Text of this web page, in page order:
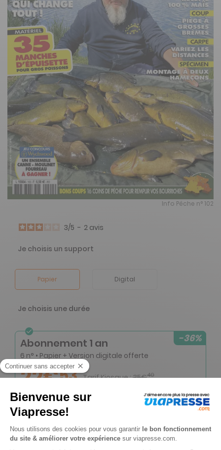
Info Pêche n° 102
3/5 - 2 avis
Je choisis un support
Papier Digital
Je choisis une durée
-36%
Abonnement 1 an
6 n° • Papier + Version digitale offerte
22€53 Tarif Kiosque :35€40
Tarif France métropolitaine
-30%
Abonnement 6 mois
3 n° • Papier + Version digitale offerte